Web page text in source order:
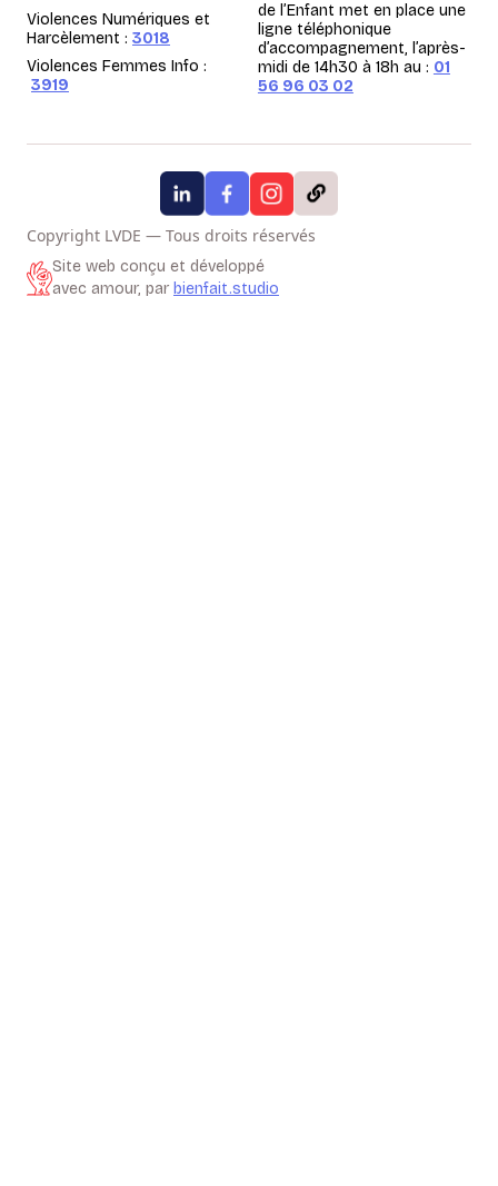
Violences Numériques et
Harcèlement : 3018
Violences Femmes Info :
3919
de l’Enfant met en place une
ligne téléphonique
d’accompagnement, l’après-
midi de 14h30 à 18h au : 01
56 96 03 02
Copyright LVDE — Tous droits réservés
Site web conçu et développé
avec amour, par bienfait.studio